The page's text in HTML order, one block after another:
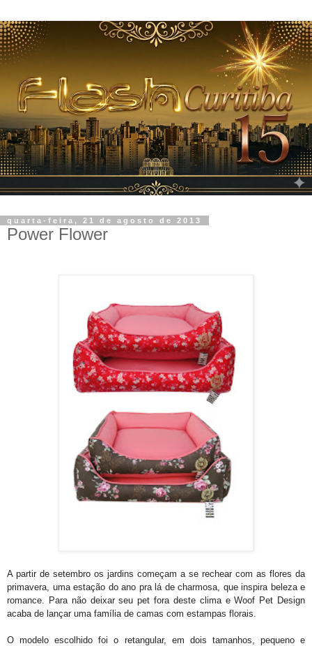
quarta-feira, 21 de agosto de 2013
Power Flower
A partir de setembro os jardins começam a se rechear com as flores da
primavera, uma estação do ano pra lá de charmosa, que inspira beleza e
romance. Para não deixar seu pet fora deste clima e Woof Pet Design
acaba de lançar uma família de camas com estampas florais.
O modelo escolhido foi o retangular, em dois tamanhos, pequeno e